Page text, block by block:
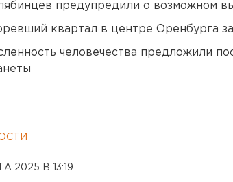
предупредили о возможном
квартал в центре Оренбурга
человечества предложили
2025 В 13:19